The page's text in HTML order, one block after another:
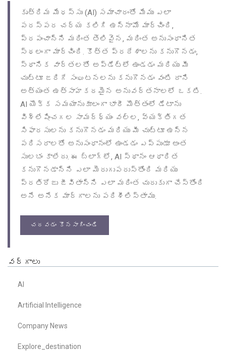
కృత్రిమ మేధస్సు (AI) సమాచారంతో మేము ఎలా
పరస్పర చర్య కలిగి ఉన్నామో మార్చింది,
ప్రపంచాన్ని మరింత తెలివైన, మరింత అనుసంధానిత
స్థలంగా మార్చింది. కొత్త ప్రదేశాలను కనుగొనడం,
స్థానిక వార్తలతో అప్డేట్‌లో ఉండడం మరియు మీ
చుట్టూ జరిగే సంఘటనలను కనుగొనడం వంటి దాని
అత్యంత ఉత్సాహకరమైన అనువర్తనాలలో ఒకటి.
AI యొక్క సమయానుకూలంగా భారీ మొత్తంలో డేటాను
విశ్లేషించగల సామర్థ్యం వల్ల, వ్యక్తిగత
సిఫారసులను కనుగొనడం మరియు మీ చుట్టూ ఉన్న
పరిసరాలతో అనుసంధానంలో ఉండడం ఎప్పుడూ అంత
సులభం కాలేదు. ఈ బ్లాగ్‌లో, AI స్థానం ఆధారిత
కనుగొనడాన్ని ఎలా మెరుగుపరుస్తోంది మరియు
ప్రతిరోజు జీవితాన్ని ఎలా మరింత చురుకుగా చేస్తోంది
అనే అనేక మార్గాలను పరిశీలిస్తాము.
చదవడం కొనసాగించండి
వర్గాలు
AI
Artificial Intelligence
Company News
Explore_destination